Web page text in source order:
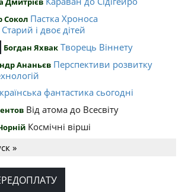
Сокол Пастка Хроноса
Старий і двоє дітей
Богдан Яхвак Творець Віннету
Ананьєв Перспективи розвитку
фантастика сьогодні
Від атома до Всесвіту
Космічні вірші
»